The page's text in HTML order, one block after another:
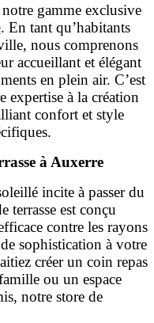
gamme exclusive
. En tant qu’habitants
nous comprenons
accueillant et élégant
en plein air. C’est
expertise à la création
confort et style
à Auxerre
incite à passer du
terrasse est conçu
contre les rayons
sophistication à votre
créer un coin repas
ou un espace
notre store de